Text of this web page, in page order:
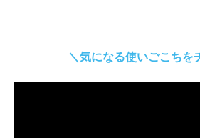
＼気になる使いごこちを